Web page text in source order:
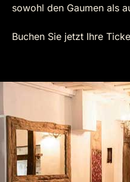
sowohl den Gaumen als
Buchen Sie jetzt Ihre